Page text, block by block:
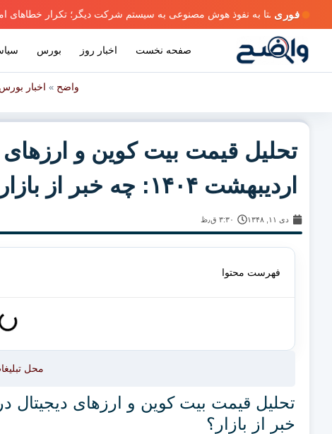
فوری
صفحه نخست اخبار روز بورس
واضح » اخبار بورس
اردیبهشت ۱۴۰۴: چه خبر از بازار؟
دی ۱۱, ۱۳۴۸ ۳:۳۰ ق٫ظ
فهرست محتوا
محل
خبر از بازار؟